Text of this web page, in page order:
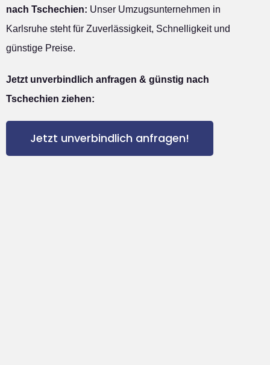
nach Tschechien: Unser Umzugsunternehmen in
Karlsruhe steht für Zuverlässigkeit, Schnelligkeit und
günstige Preise.
Jetzt unverbindlich anfragen & günstig nach
Tschechien ziehen:
Jetzt unverbindlich anfragen!